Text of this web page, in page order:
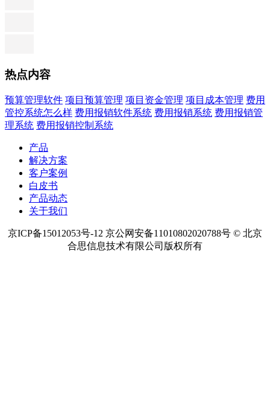
热点内容
预算管理软件 项目预算管理 项目资金管理 项目成本管理 费用
管控系统怎么样 费用报销软件系统 费用报销系统 费用报销管
理系统 费用报销控制系统
产品
解决方案
客户案例
白皮书
产品动态
关于我们
京ICP备15012053号-12 京公网安备11010802020788号 © 北京
合思信息技术有限公司版权所有